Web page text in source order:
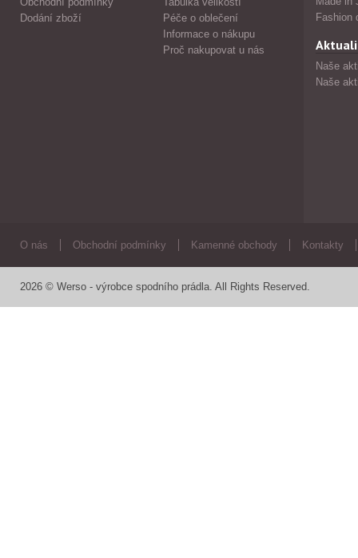
Dodání zboží
Péče o oblečení
Informace o nákupu
Proč nakupovat u nás
Fashion
Naše
Naše
O nás Obchodní podmínky Kamenné obchody Kontakty
2026 © Werso - výrobce spodního prádla. All Rights Reserved.